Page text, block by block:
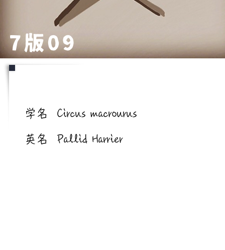
7版09
学名 Circus macrourus
英名 Pallid Harrier